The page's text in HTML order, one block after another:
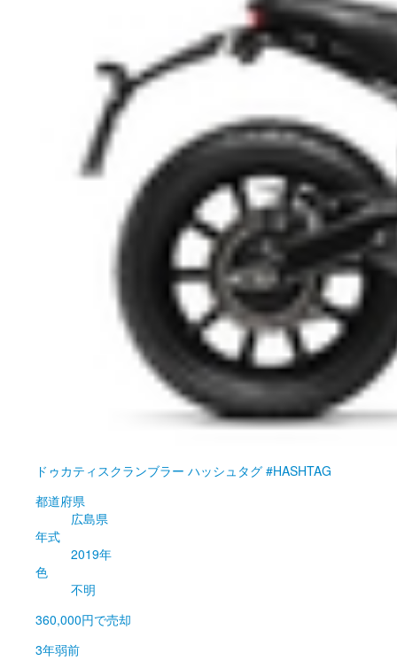
ドゥカティ スクランブラー ハッシュタグ #HASHTAG
都道府県
広島県
年式
2019年
色
不明
360,000円で売却
3年弱前